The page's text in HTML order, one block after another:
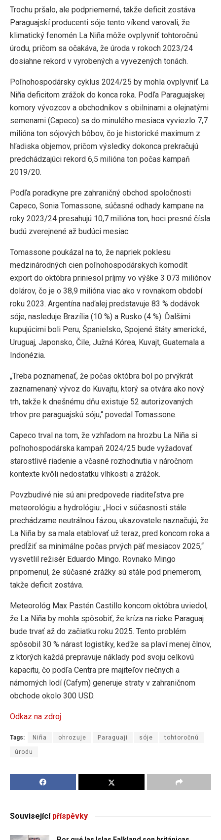
Trochu pršalo, ale podpriemerné, takže deficit zostáva
Paraguajskí producenti sóje tento víkend varovali, že
klimatický fenomén La Niña môže ovplyvniť tohtoročnú
úrodu, pričom sa očakáva, že úroda v rokoch 2023/24
dosiahne rekord v vyrobených a vyvezených tonách.
Poľnohospodársky cyklus 2024/25 by mohla ovplyvniť La
Niña deficitom zrážok do konca roka. Podľa Paraguajskej
komory vývozcov a obchodníkov s obilninami a olejnatými
semenami (Capeco) sa do minulého mesiaca vyviezlo 7,7
milióna ton sójových bôbov, čo je historické maximum z
hľadiska objemov, pričom výsledky dokonca prekračujú
predchádzajúci rekord 6,5 milióna ton počas kampaň
2019/20.
Podľa poradkyne pre zahraničný obchod spoločnosti
Capeco, Sonia Tomassone, súčasné odhady kampane na
roky 2023/24 presahujú 10,7 milióna ton, hoci presné čísla
budú zverejnené až budúci mesiac.
Tomassone poukázal na to, že napriek poklesu
medzinárodných cien poľnohospodárskych komodít
export do októbra priniesol príjmy vo výške 3 073 miliónov
dolárov, čo je o 38,9 milióna viac ako v rovnakom období
roku 2023. Argentína naďalej predstavuje 83 % dodávok
sóje, nasleduje Brazília (10 %) a Rusko (4 %). Ďalšími
kupujúcimi boli Peru, Španielsko, Spojené štáty americké,
Uruguaj, Japonsko, Čile, Južná Kórea, Kuvajt, Guatemala a
Indonézia.
„Treba poznamenať, že počas októbra bol po prvýkrát
zaznamenaný vývoz do Kuvajtu, ktorý sa otvára ako nový
trh, takže k dnešnému dňu existuje 52 autorizovaných
trhov pre paraguajskú sóju,“ povedal Tomassone.
Capeco trval na tom, že vzhľadom na hrozbu La Niña si
poľnohospodárska kampaň 2024/25 bude vyžadovať
starostlivé riadenie a včasné rozhodnutia v náročnom
kontexte kvôli nedostatku vlhkosti a zrážok.
Povzbudivé nie sú ani predpovede riaditeľstva pre
meteorológiu a hydrológiu: „Hoci v súčasnosti stále
prechádzame neutrálnou fázou, ukazovatele naznačujú, že
La Niña by sa mala etablovať už teraz, pred koncom roka a
predĺžiť sa minimálne počas prvých päť mesiacov 2025,“
vysvetlil režisér Eduardo Mingo. Rovnako Mingo
pripomenul, že súčasné zrážky sú stále pod priemerom,
takže deficit zostáva.
Meteorológ Max Pastén Castillo koncom októbra uviedol,
že La Niña by mohla spôsobiť, že kríza na rieke Paraguaj
bude trvať až do začiatku roku 2025. Tento problém
spôsobil 30 % nárast logistiky, keďže sa plaví menej člnov,
z ktorých každá prepravuje náklady pod svoju celkovú
kapacitu, čo podľa Centra pre majiteľov riečnych a
námorných lodí (Cafym) generuje straty v zahraničnom
obchode okolo 300 USD.
Odkaz na zdroj
Tags: Niña ohrozuje Paraguaji sóje tohtoročnú
úrodu
Souvisejícípříspěvky